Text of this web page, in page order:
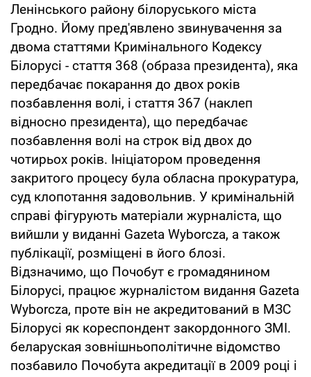
Ленінського району білоруського міста
Гродно. Йому пред'явлено звинувачення за
двома статтями Кримінального Кодексу
Білорусі - стаття 368 (образа президента), яка
передбачає покарання до двох років
позбавлення волі, і стаття 367 (наклеп
відносно президента), що передбачає
позбавлення волі на строк від двох до
чотирьох років. Ініціатором проведення
закритого процесу була обласна прокуратура,
суд клопотання задовольнив. У кримінальній
справі фігурують матеріали журналіста, що
вийшли у виданні Gazeta Wyborcza, а також
публікації, розміщені в його блозі.
Відзначимо, що Почобут є громадянином
Білорусі, працює журналістом видання Gazeta
Wyborcza, проте він не акредитований в МЗС
Білорусі як кореспондент закордонного ЗМІ.
беларуская зовнішньополітичне відомство
позбавило Почобута акредитації в 2009 році і